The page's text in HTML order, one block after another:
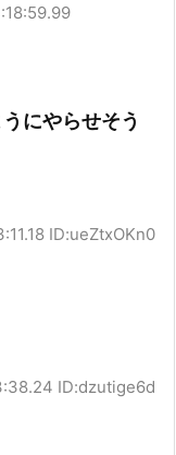
にやらせそう
ID:ueZtxOKn0
ID:dzutige6d